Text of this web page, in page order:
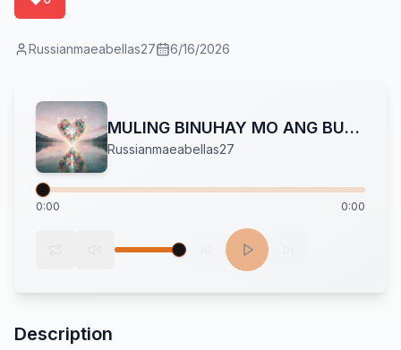
Russianmaeabellas27 6/16/2026
MULING BINUHAY MO ANG BUHAY KO
Russianmaeabellas27
0:00 0:00
Description